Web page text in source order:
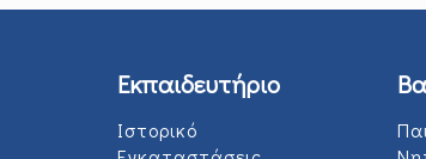
Εκπαιδευτήριο
Ιστορικό